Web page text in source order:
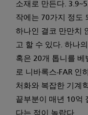
소재로 만든다.
작에는 70가지 정도
하나인 결코 만만치
고 할 수 있다. 하나
혹은 20개 톱니를 베
로 니바록스-FAR 인
처화와 복잡한 기계
끝부분이 매년 10억
다는 점이 놀랍다.